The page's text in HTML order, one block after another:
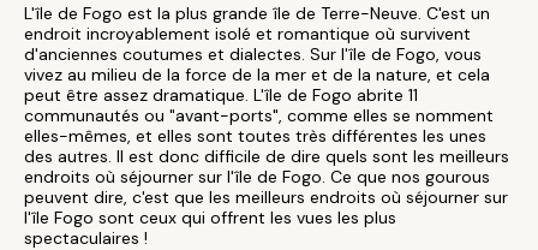
L'île de Fogo est la plus grande île de Terre-Neuve. C'est un
endroit incroyablement isolé et romantique où survivent
d'anciennes coutumes et dialectes. Sur l'île de Fogo, vous
vivez au milieu de la force de la mer et de la nature, et cela
peut être assez dramatique. L'île de Fogo abrite 11
communautés ou "avant-ports", comme elles se nomment
elles-mêmes, et elles sont toutes très différentes les unes
des autres. Il est donc difficile de dire quels sont les meilleurs
endroits où séjourner sur l'île de Fogo. Ce que nos gourous
peuvent dire, c'est que les meilleurs endroits où séjourner sur
l'île Fogo sont ceux qui offrent les vues les plus
spectaculaires !